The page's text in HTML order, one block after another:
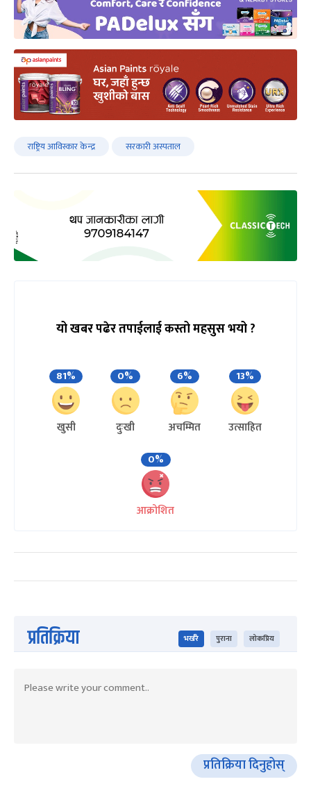
राष्ट्रिय आविस्कार केन्द्र सरकारी अस्पताल
यो खबर पढेर तपाईलाई कस्तो महसुस भयो ?
81%
खुसी
0%
दुःखी
6%
अचम्मित
13%
उत्साहित
0%
आक्रोशित
प्रतिक्रिया भर्खरै पुराना लोकप्रिय
प्रतिक्रिया दिनुहोस्